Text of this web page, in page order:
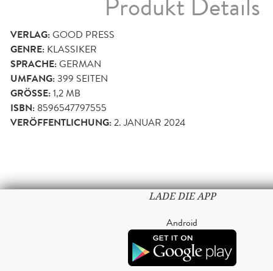
Produkt Details
VERLAG:GOOD PRESS
GENRE: KLASSIKER
SPRACHE:GERMAN
UMFANG:399 SEITEN
GRÖSSE: 1,2 MB
ISBN: 8596547797555
VERÖFFENTLICHUNG:2. JANUAR 2024
LADE DIE APP
Android